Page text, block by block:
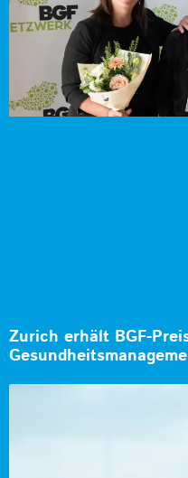
Zurich erhält BGF-